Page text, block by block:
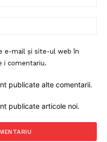
e-mail și site-ul web în
i comentariu.
publicate alte comentarii.
publicate articole noi.